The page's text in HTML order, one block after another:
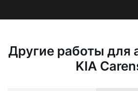
Другие работы для
KIA